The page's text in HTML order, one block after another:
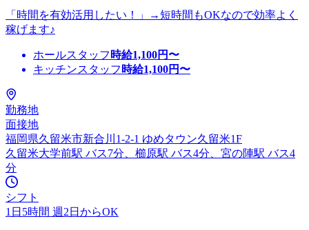
「時間を有効活用したい！」→短時間もOKなので効率よく
稼げます♪
ホールスタッフ 時給1,100円〜
キッチンスタッフ 時給1,100円〜
勤務地
面接地
福岡県久留米市新合川1-2-1 ゆめタウン久留米1F
久留米大学前駅 バス7分、櫛原駅 バス4分、宮の陣駅 バス4
分
シフト
1日5時間 週2日からOK